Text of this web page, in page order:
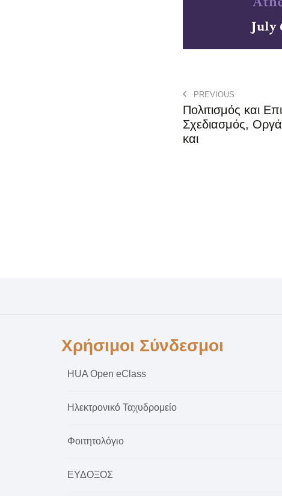
PREVIOUS
Πολιτισμός και
Σχεδιασμός,
και
Χρήσιμοι Σύνδεσμοι
HUA Open eClass
Ηλεκτρονικό Ταχυδρομείο
Φοιτητολόγιο
ΕΥΔΟΞΟΣ